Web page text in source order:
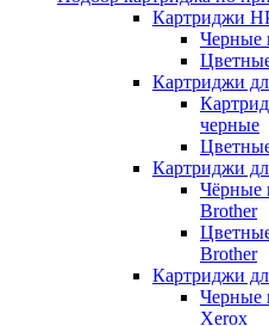
Картриджи
Черные
Картриджи
черные
Картриджи
Чёрные
Brother
Brother
Картриджи
Черные
Xerox